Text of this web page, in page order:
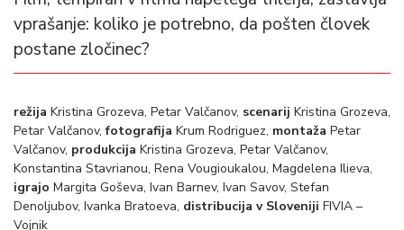
vprašanje: koliko je potrebno, da pošten človek
postane zločinec?
režija Kristina Grozeva, Petar Valčanov, scenarij Kristina Grozeva,
Petar Valčanov,fotografija Krum Rodriguez, montaža Petar
Valčanov, produkcija Kristina Grozeva, Petar Valčanov,
Konstantina Stavrianou, Rena Vougioukalou, Magdelena Ilieva,
igrajo Margita Goševa, Ivan Barnev, Ivan Savov, Stefan
Denoljubov, Ivanka Bratoeva, distribucija v Sloveniji FIVIA –
Vojnik